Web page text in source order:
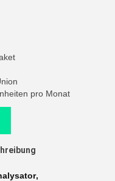
pro Monat
,